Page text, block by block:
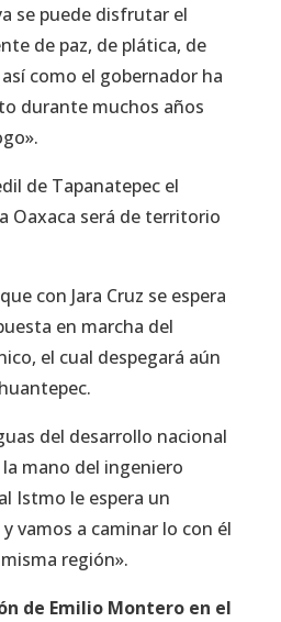
se puede disfrutar el
de paz, de plática, de
como el gobernador ha
durante muchos años
de Tapanatepec el
Oaxaca será de territorio
con Jara Cruz se espera
en marcha del
el cual despegará aún
del desarrollo nacional
mano del ingeniero
Istmo le espera un
vamos a caminar lo con él
región».
de Emilio Montero en el